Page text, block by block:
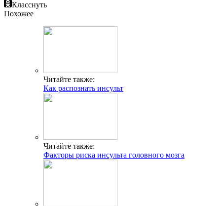
Класснуть
Похожее
Читайте также:
Как распознать инсульт
Читайте также:
Факторы риска инсульта головного мозга